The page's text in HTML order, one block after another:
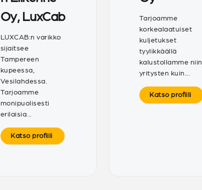
Oy, LuxCab
LUXCAB:n varikko
sijaitsee
Tampereen
kupeessa,
Vesilahdessa.
Tarjoamme
monipuolisesti
erilaisia...
Katso profiili
Tarjoamme
korkealaatuiset
kuljetukset
tyylikkäällä
kalustollamme niin
yritysten kuin...
Katso profiili